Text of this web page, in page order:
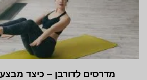
מדרסים לדורבן – כיצד